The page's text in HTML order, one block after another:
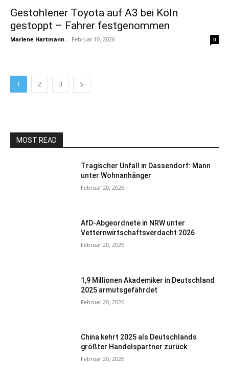
Gestohlener Toyota auf A3 bei Köln
gestoppt – Fahrer festgenommen
Marlene Hartmann - Februar 10, 2026 0
1 2 3
MOST READ
Tragischer Unfall in Dassendorf: Mann
unter Wohnanhänger
Februar 20, 2026
AfD-Abgeordnete in NRW unter
Vetternwirtschaftsverdacht 2026
Februar 20, 2026
1,9 Millionen Akademiker in Deutschland
2025 armutsgefährdet
Februar 20, 2026
China kehrt 2025 als Deutschlands
größter Handelspartner zurück
Februar 20, 2026